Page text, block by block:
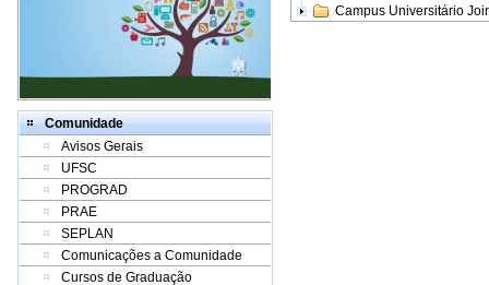
Comunidade
Avisos Gerais
UFSC
PROGRAD
PRAE
SEPLAN
Comunicações a Comunidade
Cursos de Graduação
Campus Universitário